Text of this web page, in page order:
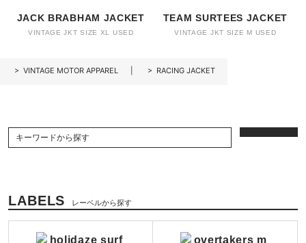
JACK BRABHAM JACKET
VINTAGE JKT SIZE XL USED
TEAM SURTEES JACKET
VINTAGE JKT SIZE M USED
>VINTAGE MOTOR APPAREL > RACING JACKET
LABELS レーベルから探す